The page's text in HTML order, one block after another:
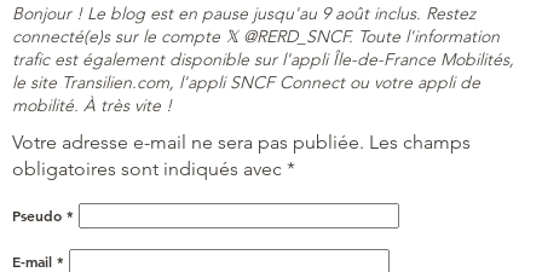
Bonjour ! Le blog est en pause jusqu'au 9 août inclus. Restez
connecté(e)s sur le compte 𝕏 @RERD_SNCF. Toute l'information
trafic est également disponible sur l'appli Île-de-France Mobilités,
le site Transilien.com, l'appli SNCF Connect ou votre appli de
mobilité. À très vite !
Votre adresse e-mail ne sera pas publiée. Les champs
obligatoires sont indiqués avec *
Pseudo *
E-mail *